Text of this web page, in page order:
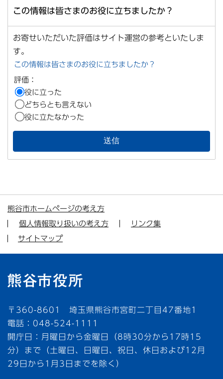
この情報は皆さまのお役に立ちましたか？
お寄せいただいた評価はサイト運営の参考といたしま
す。
この情報は皆さまのお役に立ちましたか？
評価：
役に立った
どちらとも言えない
役に立たなかった
熊谷市ホームページの考え方
個人情報取り扱いの考え方
リンク集
サイトマップ
〒360-8601 埼玉県熊谷市宮町二丁目47番地1
電話：048-524-1111
開庁日：月曜日から金曜日（8時30分から17時15
分）まで（土曜日、日曜日、祝日、休日および12月
29日から1月3日までを除く）